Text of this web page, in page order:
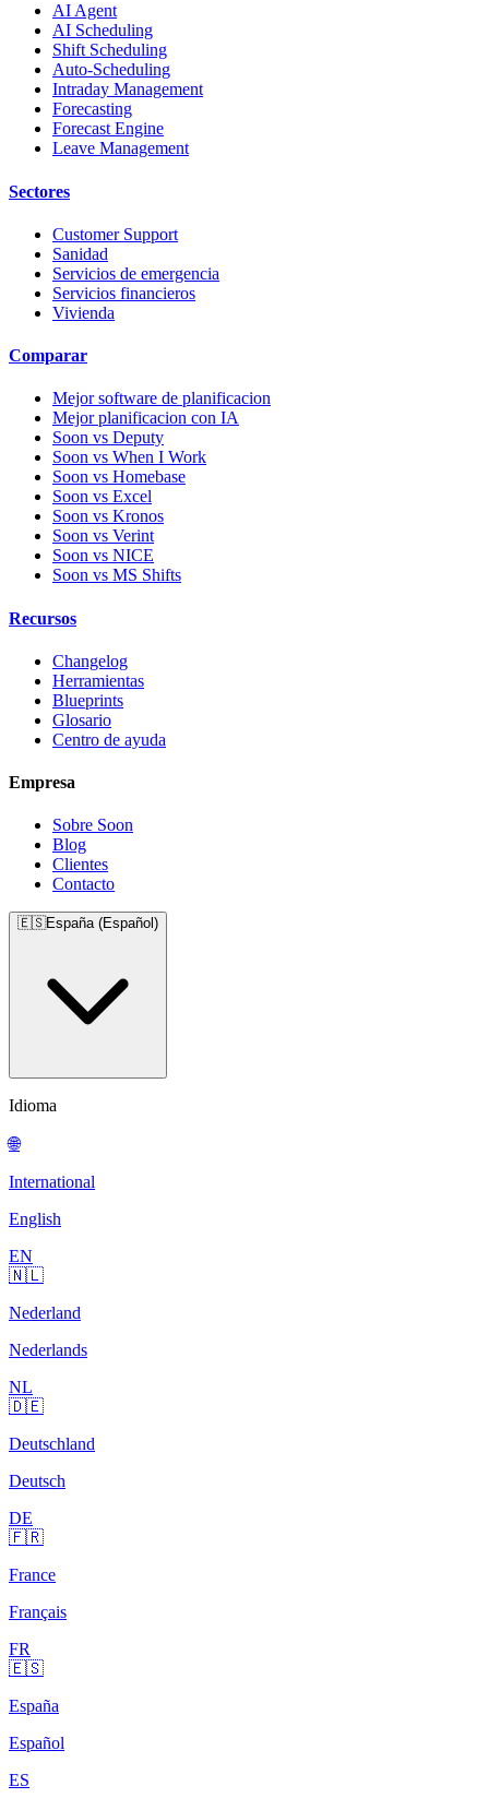
AI Agent
AI Scheduling
Shift Scheduling
Auto-Scheduling
Intraday Management
Forecasting
Forecast Engine
Leave Management
Sectores
Customer Support
Sanidad
Servicios de emergencia
Servicios financieros
Vivienda
Comparar
Mejor software de planificacion
Mejor planificacion con IA
Soon vs Deputy
Soon vs When I Work
Soon vs Homebase
Soon vs Excel
Soon vs Kronos
Soon vs Verint
Soon vs NICE
Soon vs MS Shifts
Recursos
Changelog
Herramientas
Blueprints
Glosario
Centro de ayuda
Empresa
Sobre Soon
Blog
Clientes
Contacto
🇪🇸España (Español)
Idioma
🌐
International
English
EN
🇳🇱
Nederland
Nederlands
NL
🇩🇪
Deutschland
Deutsch
DE
🇫🇷
France
Français
FR
🇪🇸
España
Español
ES